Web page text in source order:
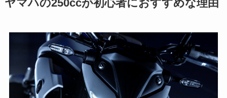
ヤマハの250ccが初心者におすすめな理由